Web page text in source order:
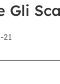
Gli
21